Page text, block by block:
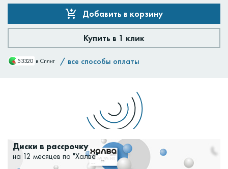
Добавить в корзину
Купить в 1 клик
53320 в Сплит / все способы оплаты
Диски в рассрочку
на 12 месяцев по "Халве"